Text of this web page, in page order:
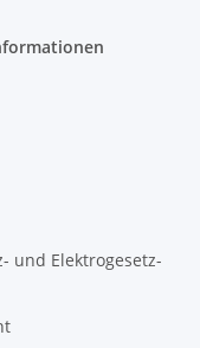
und Elektrogesetz-